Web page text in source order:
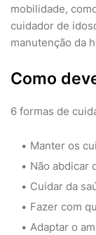
mobilidade,
cuidador de
manutenção da
Como
6 formas de
Manter os
Não abdicar
Cuidar da
Fazer com
Adaptar o